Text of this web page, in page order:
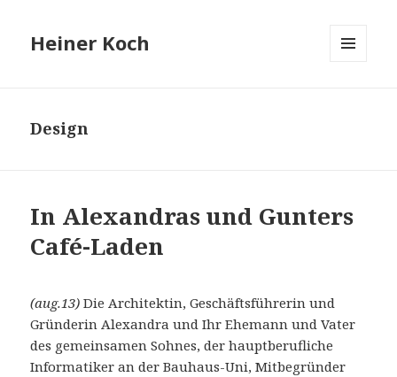
Heiner Koch
Design
In Alexandras und Gunters
Café-Laden
(aug.13) Die Architektin, Geschäftsführerin und
Gründerin Alexandra und Ihr Ehemann und Vater
des gemeinsamen Sohnes, der hauptberufliche
Informatiker an der Bauhaus-Uni, Mitbegründer